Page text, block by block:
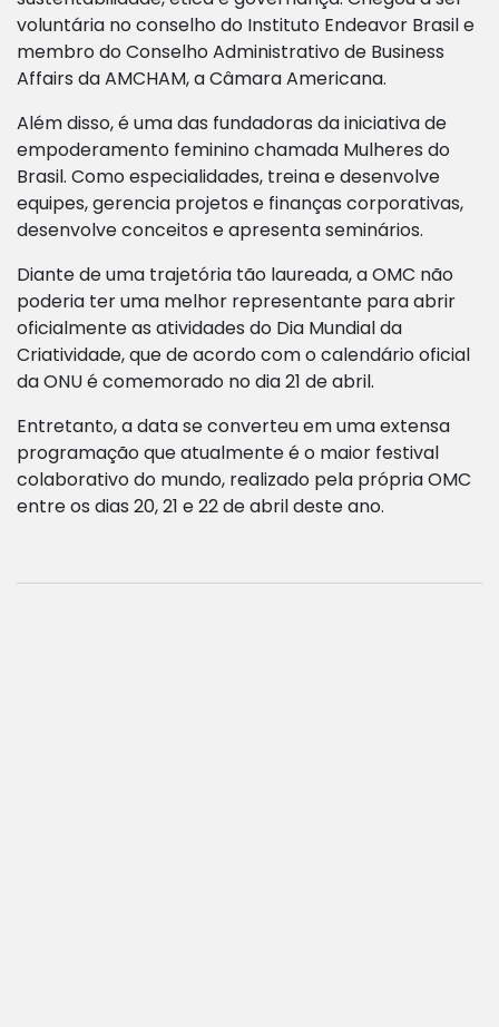
voluntária no conselho do Instituto Endeavor Brasil e
membro do Conselho Administrativo de Business
Affairs da AMCHAM, a Câmara Americana.
Além disso, é uma das fundadoras da iniciativa de
empoderamento feminino chamada Mulheres do
Brasil. Como especialidades, treina e desenvolve
equipes, gerencia projetos e finanças corporativas,
desenvolve conceitos e apresenta seminários.
Diante de uma trajetória tão laureada, a OMC não
poderia ter uma melhor representante para abrir
oficialmente as atividades do Dia Mundial da
Criatividade, que de acordo com o calendário oficial
da ONU é comemorado no dia 21 de abril.
Entretanto, a data se converteu em uma extensa
programação que atualmente é o maior festival
colaborativo do mundo, realizado pela própria OMC
entre os dias 20, 21 e 22 de abril deste ano.